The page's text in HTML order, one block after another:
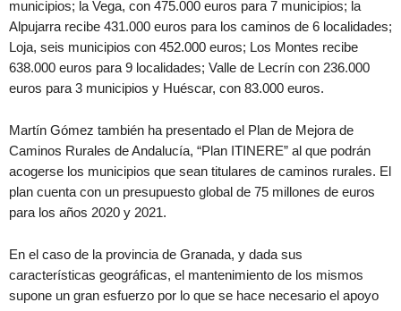
municipios; la Vega, con 475.000 euros para 7 municipios; la
Alpujarra recibe 431.000 euros para los caminos de 6 localidades;
Loja, seis municipios con 452.000 euros; Los Montes recibe
638.000 euros para 9 localidades; Valle de Lecrín con 236.000
euros para 3 municipios y Huéscar, con 83.000 euros.
Martín Gómez también ha presentado el Plan de Mejora de
Caminos Rurales de Andalucía, “Plan ITINERE” al que podrán
acogerse los municipios que sean titulares de caminos rurales. El
plan cuenta con un presupuesto global de 75 millones de euros
para los años 2020 y 2021.
En el caso de la provincia de Granada, y dada sus
características geográficas, el mantenimiento de los mismos
supone un gran esfuerzo por lo que se hace necesario el apoyo